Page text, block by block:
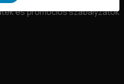
és promóciós szabályzatok